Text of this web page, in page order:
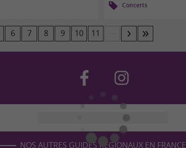
Concerts
6 7 8 9 10 11
NOS AUTRES GUIDES RÉGIONAUX EN FRANCE